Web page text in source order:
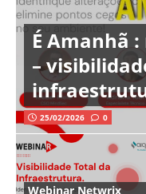
É Amanhã
–
25/02/2026 0
Webinar Netwrix